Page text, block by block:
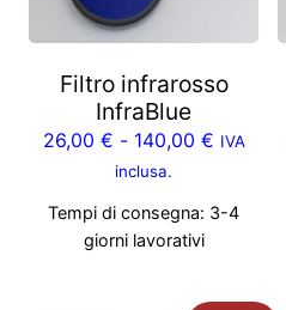
Filtro infrarosso
InfraBlue
26,00 € - 140,00 € IVA
inclusa.
Tempi di consegna: 3-4
giorni lavorativi